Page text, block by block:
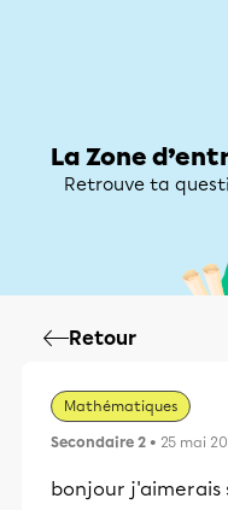
La Zone
Retrouve ta
Retour
Mathématiques
Secondaire 2 • 25 mai
bonjour j'aimerais